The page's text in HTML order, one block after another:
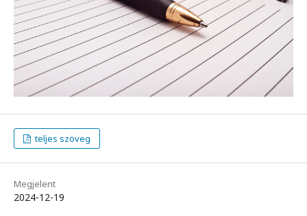
teljes szöveg
Megjelent
2024-12-19